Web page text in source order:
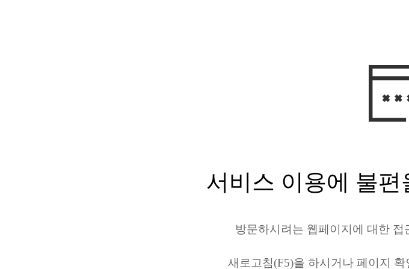
서비스 이용에 불
방문하시려는 웹페이지에 대한
새로고침(F5)을 하시거나 페이지